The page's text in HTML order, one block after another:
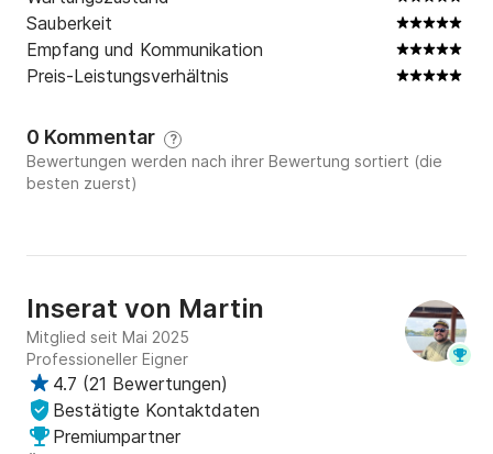
- Horn (manuell)
Elektrik
- Solarpanel + Solarbatterie
- USB und USB-C Steckplatz
- Schaltzentrale für Außenbeleuchtung
- Navigationslicht
Stauraum
- unter den Sitzbänken
- Regale im Bad
- Regale
- Garderobe
Sauberkeit
Empfang und Kommunikation
Preis-Leistungsverhältnis
0 Kommentar ?
Bewertungen werden nach ihrer Bewertung sortiert (die
besten zuerst)
Inserat von Martin
Mitglied seit Mai 2025
Professioneller Eigner
4.7 (21 Bewertungen)
Bestätigte Kontaktdaten
Premiumpartner